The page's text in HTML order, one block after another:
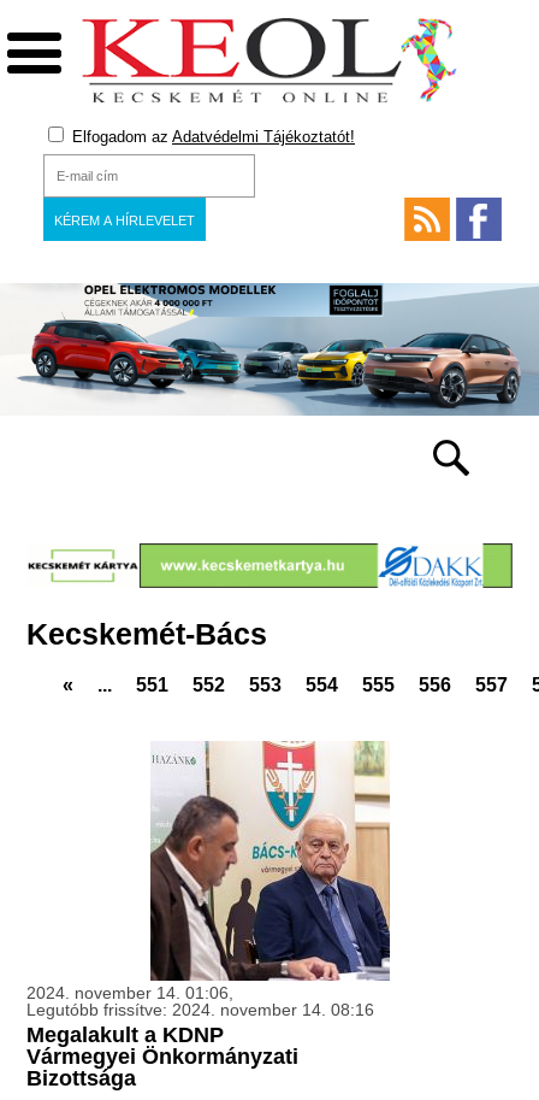
Elfogadom az Adatvédelmi Tájékoztatót!
Kecskemét-Bács
« ... 551 552 553 554 555 556 557
2024. november 14. 01:06,
Legutóbb frissítve: 2024. november 14. 08:16
Megalakult a KDNP
Vármegyei Önkormányzati
Bizottsága